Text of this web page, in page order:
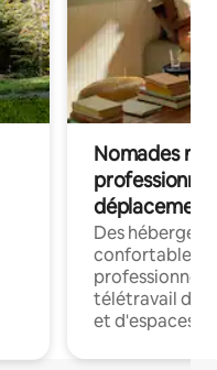
Nomades
déplacement
Des
confortables
professionnels
télétravail
et d'espaces